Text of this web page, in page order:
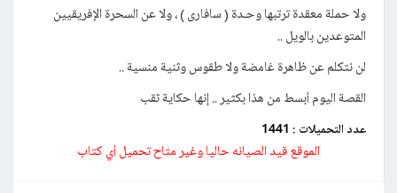
ولا حملة معقدة ترتبها وحـدة ( سافارى ) ، ولا عن السحرة الإفريقيين
المتوعدين بالويل ..
لن نتكلم عن ظاهرة غامضة ولا طقوس وثنية منسية ..
القصة اليوم أبسط من هذا بكثير .. إنها حكاية ثقب
عدد التحميلات : 1441
الموقع قيد الصيانه حاليا وغير متاح تحميل أي كتاب